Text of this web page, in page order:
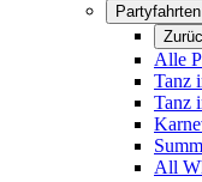
Partyfahrten
Alle
Tanz
Tanz
All